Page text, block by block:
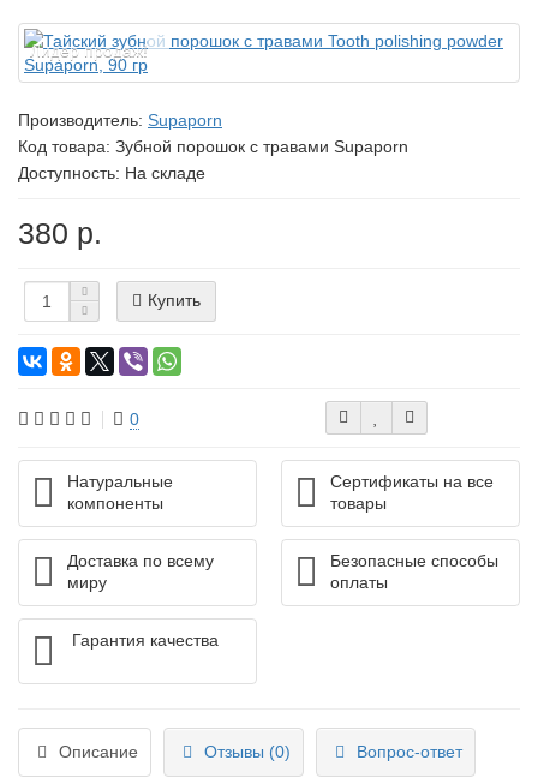
Лидер продаж!
Производитель: Supaporn
Код товара: Зубной порошок с травами Supaporn
Доступность: На складе
380 р.
Купить
0
Натуральные
компоненты
Сертификаты на все
товары
Доставка по всему
миру
Безопасные способы
оплаты
Гарантия качества
Описание Отзывы (0) Вопрос-ответ